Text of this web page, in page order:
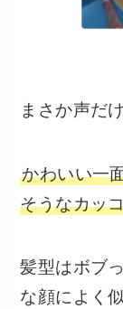
まさか声だ
かわいい一
そうなカッ
髪型はボブ
な顔によく